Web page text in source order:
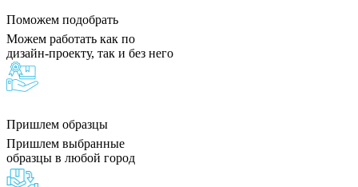
Поможем подобрать
Можем работать как по
дизайн-проекту, так и без него
Пришлем образцы
Пришлем выбранные
образцы в любой город